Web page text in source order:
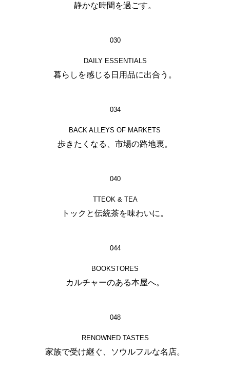
静かな時間を過ごす。
030
DAILY ESSENTIALS
暮らしを感じる日用品に出合う。
034
BACK ALLEYS OF MARKETS
歩きたくなる、市場の路地裏。
040
TTEOK & TEA
トックと伝統茶を味わいに。
044
BOOKSTORES
カルチャーのある本屋へ。
048
RENOWNED TASTES
家族で受け継ぐ、ソウルフルな名店。